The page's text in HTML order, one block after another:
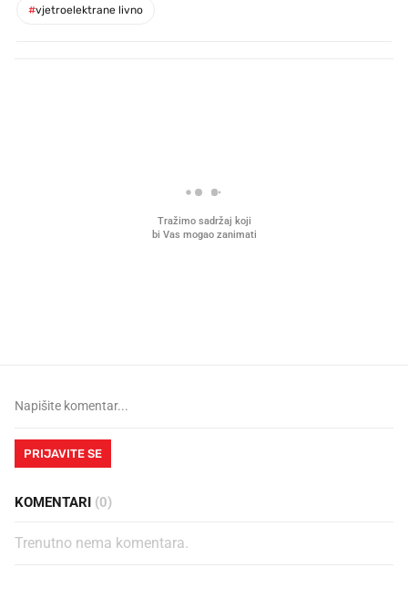
#vjetroelektrane livno
PRIJAVITE SE
KOMENTARI (0)
Trenutno nema komentara.